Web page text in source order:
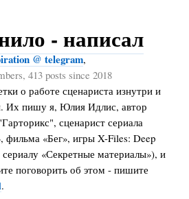
- написал
@ telegram,
413 posts since 2018
о работе сценариста изнутри и
Их пишу я, Юлия Идлис, автор
сценарист сериала
фильма «Бег», игры X-Files: Deep
сериалу «Секретные материалы»), и
поговорить об этом - пишите
.